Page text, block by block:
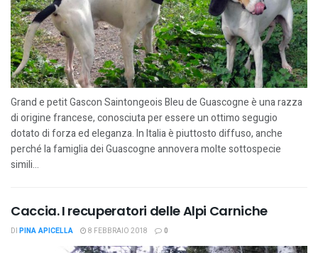
Grand e petit Gascon Saintongeois Bleu de Guascogne è una razza
di origine francese, conosciuta per essere un ottimo segugio
dotato di forza ed eleganza. In Italia è piuttosto diffuso, anche
perché la famiglia dei Guascogne annovera molte sottospecie
simili...
Caccia. I recuperatori delle Alpi Carniche
DI PINA APICELLA 8 FEBBRAIO 2018 0